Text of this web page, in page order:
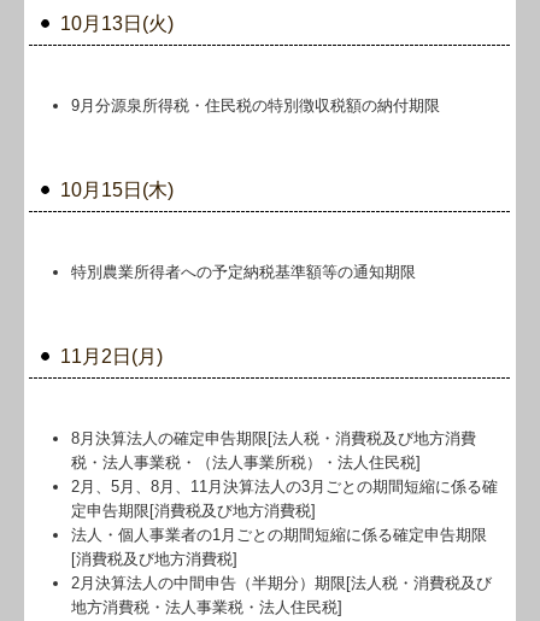
10月13日(火)
9月分源泉所得税・住民税の特別徴収税額の納付期限
10月15日(木)
特別農業所得者への予定納税基準額等の通知期限
11月2日(月)
8月決算法人の確定申告期限[法人税・消費税及び地方消費
税・法人事業税・（法人事業所税）・法人住民税]
2月、5月、8月、11月決算法人の3月ごとの期間短縮に係る確
定申告期限[消費税及び地方消費税]
法人・個人事業者の1月ごとの期間短縮に係る確定申告期限
[消費税及び地方消費税]
2月決算法人の中間申告（半期分）期限[法人税・消費税及び
地方消費税・法人事業税・法人住民税]